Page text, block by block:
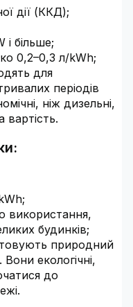
дії (ККД);
і більше;
0,2–0,3 л/kWh;
для
періодів
ніж дизельні,
використання,
будинків;
природний
екологічні,
до